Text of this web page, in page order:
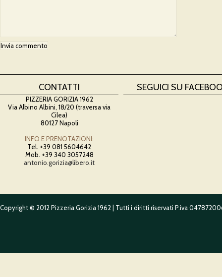
CONTATTI
PIZZERIA GORIZIA 1962
Via Albino Albini, 18/20 (traversa via
Cilea)
80127 Napoli
INFO E PRENOTAZIONI:
Tel. +39 081 5604642
Mob. +39 340 3057248
antonio.gorizia@libero.it
SEGUICI SU
Copyright © 2012 Pizzeria Gorizia 1962 | Tutti i diritti riservati P.iva